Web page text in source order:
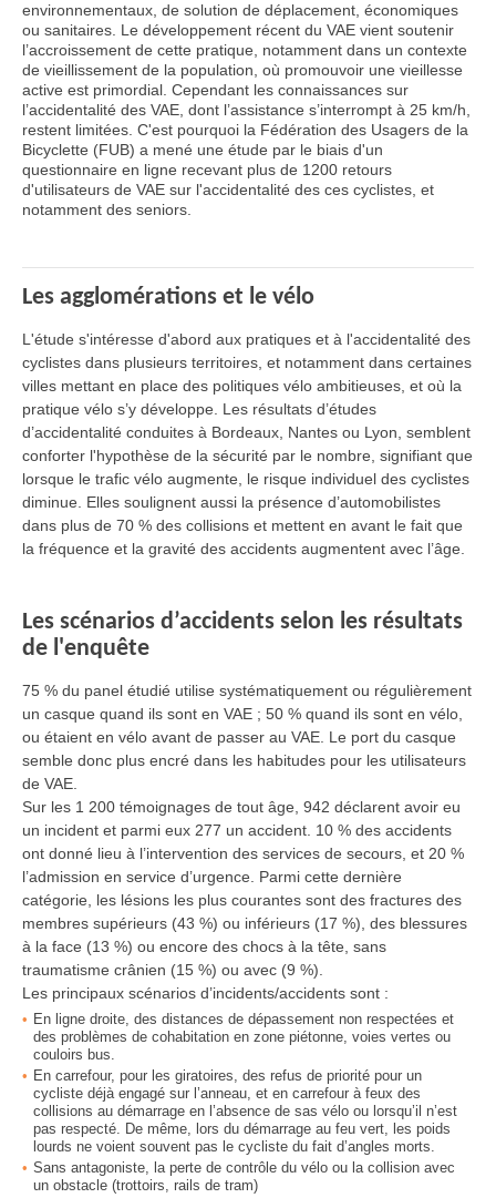
environnementaux, de solution de déplacement, économiques
ou sanitaires. Le développement récent du VAE vient soutenir
l’accroissement de cette pratique, notamment dans un contexte
de vieillissement de la population, où promouvoir une vieillesse
active est primordial. Cependant les connaissances sur
l’accidentalité des VAE, dont l’assistance s’interrompt à 25 km/h,
restent limitées. C'est pourquoi la Fédération des Usagers de la
Bicyclette (FUB) a mené une étude par le biais d'un
questionnaire en ligne recevant plus de 1200 retours
d'utilisateurs de VAE sur l'accidentalité des ces cyclistes, et
notamment des seniors.
Les agglomérations et le vélo
L'étude s'intéresse d'abord aux pratiques et à l'accidentalité des
cyclistes dans plusieurs territoires, et notamment dans certaines
villes mettant en place des politiques vélo ambitieuses, et où la
pratique vélo s’y développe. Les résultats d’études
d’accidentalité conduites à Bordeaux, Nantes ou Lyon, semblent
conforter l'hypothèse de la sécurité par le nombre, signifiant que
lorsque le trafic vélo augmente, le risque individuel des cyclistes
diminue. Elles soulignent aussi la présence d’automobilistes
dans plus de 70 % des collisions et mettent en avant le fait que
la fréquence et la gravité des accidents augmentent avec l’âge.
Les scénarios d’accidents selon les résultats
de l'enquête
75 % du panel étudié utilise systématiquement ou régulièrement
un casque quand ils sont en VAE ; 50 % quand ils sont en vélo,
ou étaient en vélo avant de passer au VAE. Le port du casque
semble donc plus encré dans les habitudes pour les utilisateurs
de VAE.
Sur les 1 200 témoignages de tout âge, 942 déclarent avoir eu
un incident et parmi eux 277 un accident. 10 % des accidents
ont donné lieu à l’intervention des services de secours, et 20 %
l’admission en service d’urgence. Parmi cette dernière
catégorie, les lésions les plus courantes sont des fractures des
membres supérieurs (43 %) ou inférieurs (17 %), des blessures
à la face (13 %) ou encore des chocs à la tête, sans
traumatisme crânien (15 %) ou avec (9 %).
Les principaux scénarios d’incidents/accidents sont :
En ligne droite, des distances de dépassement non respectées et
des problèmes de cohabitation en zone piétonne, voies vertes ou
couloirs bus.
En carrefour, pour les giratoires, des refus de priorité pour un
cycliste déjà engagé sur l’anneau, et en carrefour à feux des
collisions au démarrage en l’absence de sas vélo ou lorsqu’il n’est
pas respecté. De même, lors du démarrage au feu vert, les poids
lourds ne voient souvent pas le cycliste du fait d’angles morts.
Sans antagoniste, la perte de contrôle du vélo ou la collision avec
un obstacle (trottoirs, rails de tram)